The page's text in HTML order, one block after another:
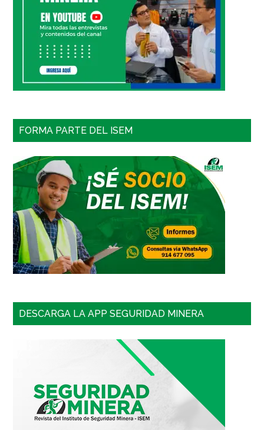
FORMA PARTE DEL ISEM
DESCARGA LA APP SEGURIDAD MINERA